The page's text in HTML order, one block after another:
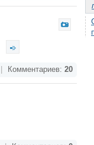
Комментариев: 20